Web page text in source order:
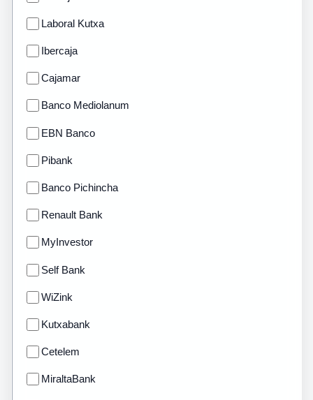
Laboral Kutxa
Ibercaja
Cajamar
Banco Mediolanum
EBN Banco
Pibank
Banco Pichincha
Renault Bank
MyInvestor
Self Bank
WiZink
Kutxabank
Cetelem
MiraltaBank